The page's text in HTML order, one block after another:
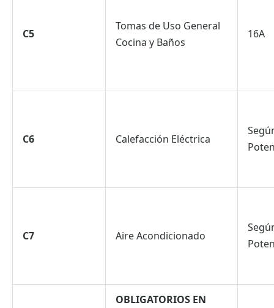
C5
Tomas de Uso General
Cocina y Baños
16A
C6 Calefacción Eléctrica
C7 Aire Acondicionado
OBLIGATORIOS EN